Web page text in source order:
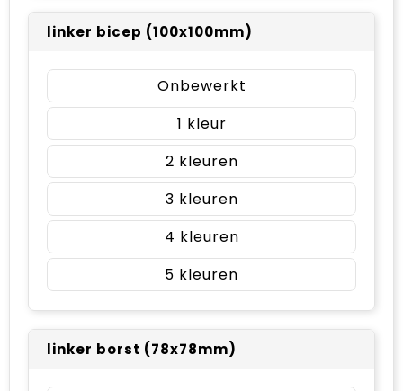
linker bicep (100x100mm)
Onbewerkt
1
2
3
4
5
linker borst (78x78mm)